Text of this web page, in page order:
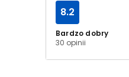
Bardzo dobry
30 opinii
8.2